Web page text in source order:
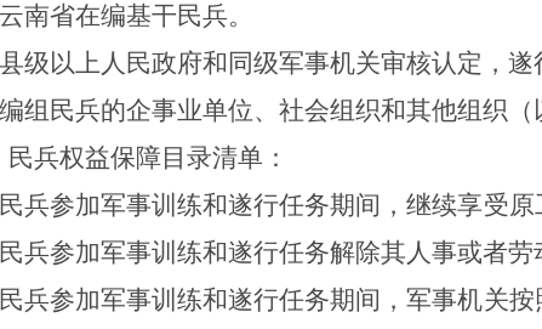
云南省在编基干民兵。
县级以上人民政府和同级军事机关审核认定，遂
编组民兵的企事业单位、社会组织和其他组织（
民兵权益保障目录清单：
民兵参加军事训练和遂行任务期间，继续享受
兵参加军事训练和遂行任务解除其人事或者劳
民兵参加军事训练和遂行任务期间，军事机关